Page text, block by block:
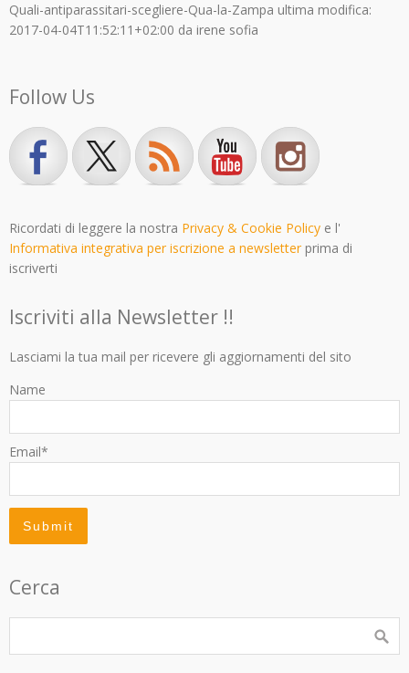
Quali-antiparassitari-scegliere-Qua-la-Zampa ultima modifica:
2017-04-04T11:52:11+02:00 da irene sofia
Follow Us
Ricordati di leggere la nostra Privacy & Cookie Policy e l'
Informativa integrativa per iscrizione a newsletterprima di
iscriverti
Iscriviti alla Newsletter !!
Lasciami la tua mail per ricevere gli aggiornamenti del sito
Name
Email*
Cerca